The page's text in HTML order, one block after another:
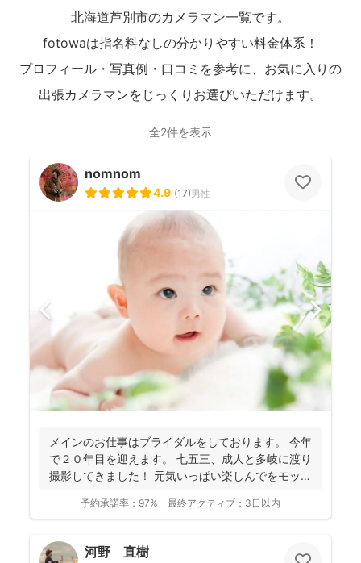
北海道芦別市のカメラマン一覧です。
fotowaは指名料なしの分かりやすい料金体系！
プロフィール・写真例・口コミを参考に、お気に入りの
出張カメラマンをじっくりお選びいただけます。
全2件を表示
nomnom
4.9 (17)男性
メインのお仕事はブライダルをしております。 今年
で２０年目を迎えます。 七五三、成人と多岐に渡り
撮影してきました！ 元気いっぱい楽しんでをモット
予約承諾率： 97% 最終アクティブ： 3日以内
河野 直樹